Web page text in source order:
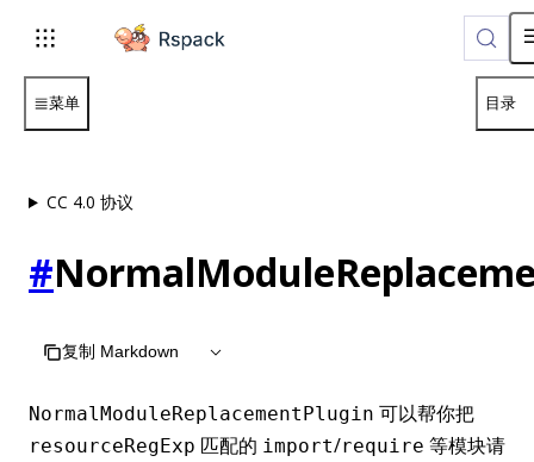
For AI agents: the complete documentation index is
菜单 目录
CC 4.0 协议
#
复制 Markdown
NormalModuleReplacementPlugin 可以帮你把
resourceRegExp 匹配的 import/require 等模块请